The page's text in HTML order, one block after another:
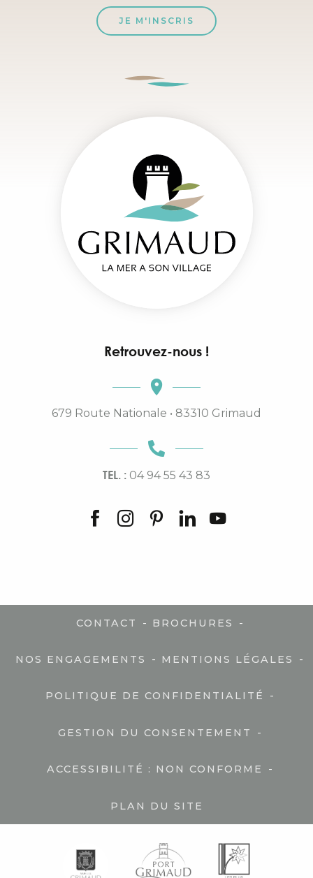
JE M'INSCRIS
Retrouvez-nous !
679 Route Nationale • 83310 Grimaud
TEL. : 04 94 55 43 83
CONTACT - BROCHURES -
NOS ENGAGEMENTS - MENTIONS LÉGALES -
POLITIQUE DE CONFIDENTIALITÉ -
GESTION DU CONSENTEMENT -
ACCESSIBILITÉ : NON CONFORME -
PLAN DU SITE